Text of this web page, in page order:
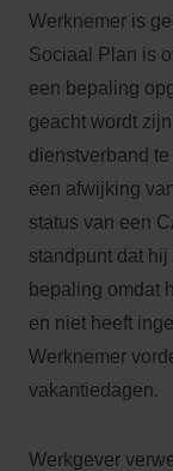
Werknemer is
Sociaal Plan is
een bepaling
geacht wordt
dienstverband
een afwijking
status van een
standpunt dat
bepaling omdat
en niet heeft
Werknemer
vakantiedagen.
Werkgever